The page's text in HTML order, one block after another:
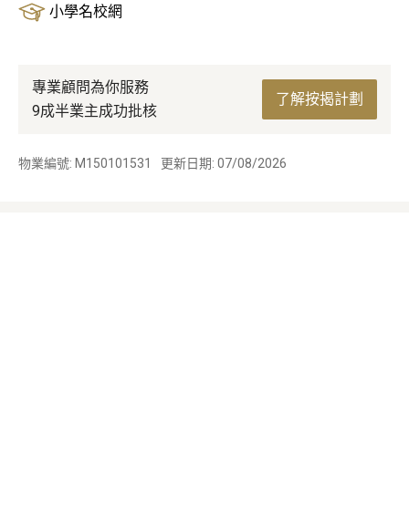
小學名校網
專業顧問為你服務
9成半業主成功批核
了解按揭計劃
物業編號: M150101531 更新日期: 07/08/2026